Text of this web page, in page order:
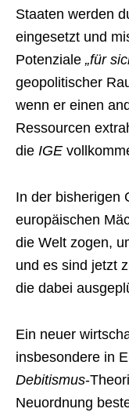
Staaten werden
eingesetzt und
Potenziale „für
geopolitischer
wenn er einen
Ressourcen
die IGE
In der bisherigen
europäischen
die Welt zogen,
und es sind jetzt
die dabei
Ein neuer
insbesondere in
Debitismus-
Neuordnung